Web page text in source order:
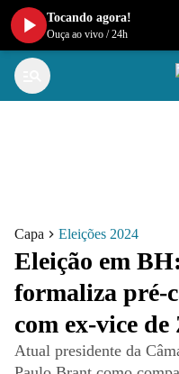
Capa Eleições 2024
Eleição em
formaliza pré-
com ex-vice de
Atual presidente da
Tocando agora!
Ouça ao vivo /24h